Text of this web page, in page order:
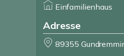
Einfamilienhaus
Adresse
89355